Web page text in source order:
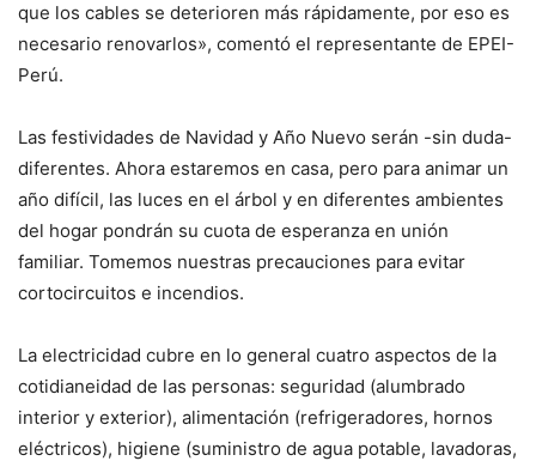
que los cables se deterioren más rápidamente, por eso es
necesario renovarlos», comentó el representante de EPEI-
Perú.
Las festividades de Navidad y Año Nuevo serán -sin duda-
diferentes. Ahora estaremos en casa, pero para animar un
año difícil, las luces en el árbol y en diferentes ambientes
del hogar pondrán su cuota de esperanza en unión
familiar. Tomemos nuestras precauciones para evitar
cortocircuitos e incendios.
La electricidad cubre en lo general cuatro aspectos de la
cotidianeidad de las personas: seguridad (alumbrado
interior y exterior), alimentación (refrigeradores, hornos
eléctricos), higiene (suministro de agua potable, lavadoras,